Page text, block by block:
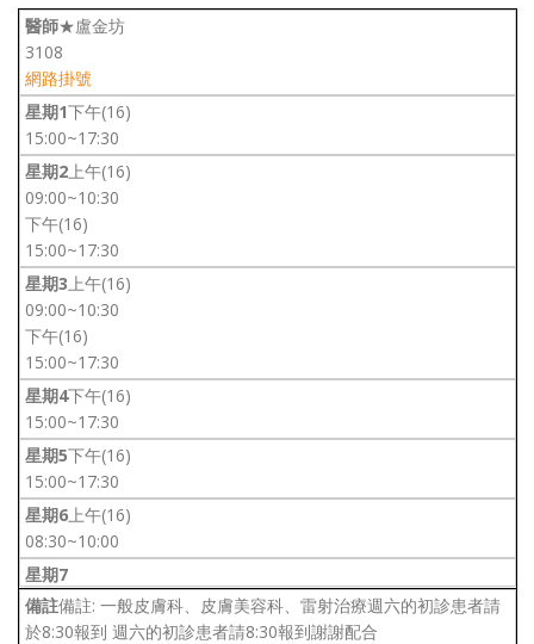
★盧金坊
3108
網路掛號
下午(16)
15:00~17:30
上午(16)
09:00~10:30
下午(16)
15:00~17:30
上午(16)
09:00~10:30
下午(16)
15:00~17:30
下午(16)
15:00~17:30
下午(16)
15:00~17:30
上午(16)
08:30~10:00
備註: 一般皮膚科、皮膚美容科、雷射治療週六的初診患者請
於8:30報到 週六的初診患者請8:30報到謝謝配合